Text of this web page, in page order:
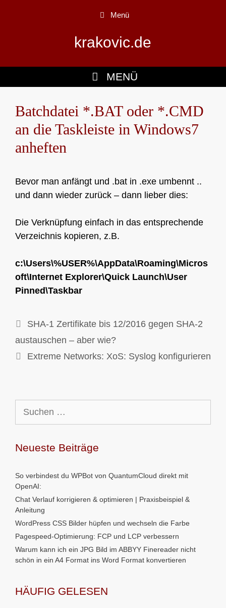
Menü
krakovic.de
MENÜ
Batchdatei *.BAT oder *.CMD
an die Taskleiste in Windows7
anheften
Bevor man anfängt und .bat in .exe umbennt ..
und dann wieder zurück – dann lieber dies:
Die Verknüpfung einfach in das entsprechende
Verzeichnis kopieren, z.B.
c:\Users\%USER%\AppData\Roaming\Micros
oft\Internet Explorer\Quick Launch\User
Pinned\Taskbar
SHA-1 Zertifikate bis 12/2016 gegen SHA-2
austauschen – aber wie?
Extreme Networks: XoS: Syslog konfigurieren
nach:
Neueste Beiträge
So verbindest du WPBot von QuantumCloud direkt mit
OpenAI:
Chat Verlauf korrigieren & optimieren | Praxisbeispiel &
Anleitung
WordPress CSS Bilder hüpfen und wechseln die Farbe
Pagespeed-Optimierung: FCP und LCP verbessern
Warum kann ich ein JPG Bild im ABBYY Finereader nicht
schön in ein A4 Format ins Word Format konvertieren
HÄUFIG GELESEN